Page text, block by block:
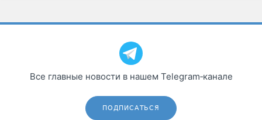
Все главные новости в нашем Telegram‑канале
ПОДПИСАТЬСЯ